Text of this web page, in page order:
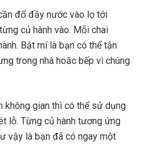
đổ đầy nước vào lọ tới
củ hành vào. Mỗi chai
Bật mí là bạn có thể tận
trong nhà hoăc bếp vì chúng
không gian thì có thể sử dụng
lỗ. Từng củ hành tương ứng
vậy là bạn đã có ngay một